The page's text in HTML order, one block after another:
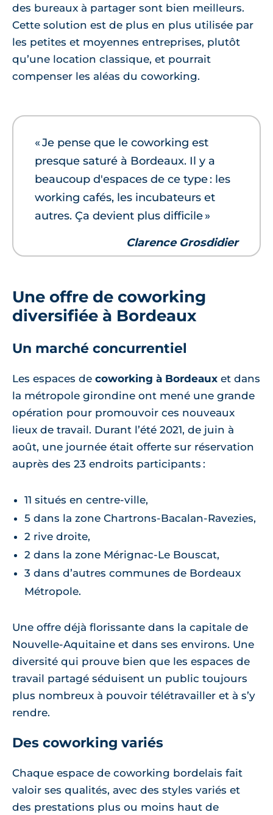
des bureaux à partager sont bien meilleurs.
Cette solution est de plus en plus utilisée par
les petites et moyennes entreprises, plutôt
qu’une location classique, et pourrait
compenser les aléas du coworking.
« Je pense que le coworking est
presque saturé à Bordeaux. Il y a
beaucoup d'espaces de ce type : les
working cafés, les incubateurs et
autres. Ça devient plus difficile »
Clarence Grosdidier
Une offre de coworking
diversifiée à Bordeaux
Un marché concurrentiel
Les espaces de coworking à Bordeaux et dans
la métropole girondine ont mené une grande
opération pour promouvoir ces nouveaux
lieux de travail. Durant l’été 2021, de juin à
août, une journée était offerte sur réservation
auprès des 23 endroits participants :
11 situés en centre-ville,
5 dans la zone Chartrons-Bacalan-Ravezies,
2 rive droite,
2 dans la zone Mérignac-Le Bouscat,
3 dans d’autres communes de Bordeaux
Métropole.
Une offre déjà florissante dans la capitale de
Nouvelle-Aquitaine et dans ses environs. Une
diversité qui prouve bien que les espaces de
travail partagé séduisent un public toujours
plus nombreux à pouvoir télétravailler et à s’y
rendre.
Des coworking variés
Chaque espace de coworking bordelais fait
valoir ses qualités, avec des styles variés et
des prestations plus ou moins haut de